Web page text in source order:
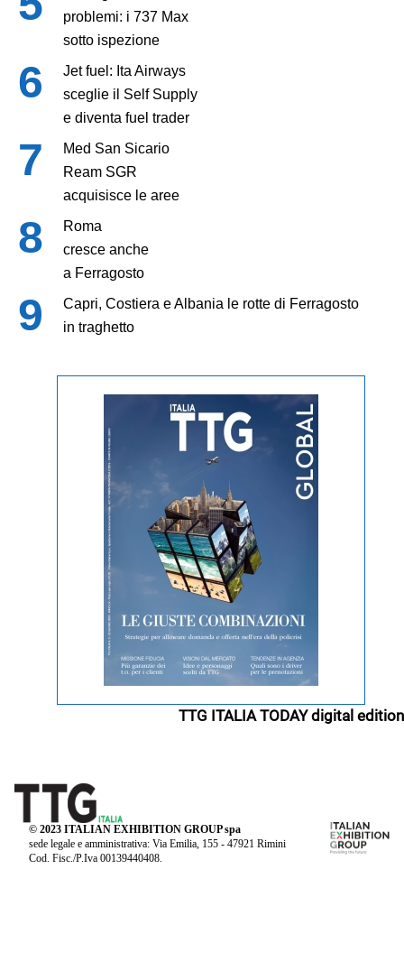
problemi: i 737 Max
sotto ispezione
Jet fuel: Ita Airways
sceglie il Self Supply
e diventa fuel trader
Med San Sicario
Ream SGR
acquisisce le aree
Roma
cresce anche
a Ferragosto
Capri, Costiera e Albania le rotte di Ferragosto
in traghetto
TTG ITALIA TODAY digital edition
© 2023 ITALIAN EXHIBITION GROUP spa
sede legale e amministrativa: Via Emilia, 155 - 47921 Rimini
Cod. Fisc./P.Iva 00139440408.